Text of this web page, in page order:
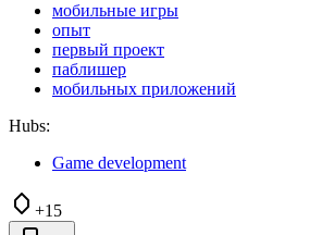
мобильные игры
опыт
первый проект
паблишер
мобильных приложений
Hubs:
Game development
+15